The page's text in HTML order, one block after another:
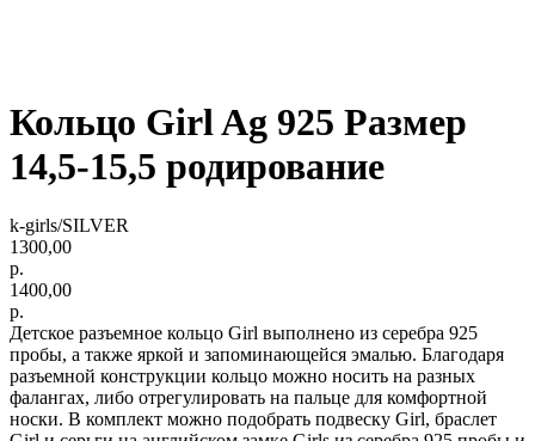
Кольцо Girl Ag 925 Размер
14,5-15,5 родирование
k-girls/SILVER
1300,00
р.
1400,00
р.
Детское разъемное кольцо Girl выполнено из серебра 925
пробы, а также яркой и запоминающейся эмалью. Благодаря
разъемной конструкции кольцо можно носить на разных
фалангах, либо отрегулировать на пальце для комфортной
носки. В комплект можно подобрать подвеску Girl, браслет